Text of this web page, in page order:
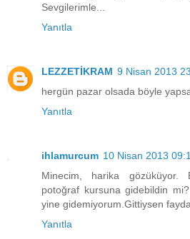
Sevgilerimle...
Yanıtla
LEZZETİKRAM 9 Nisan 2013
hergün pazar olsada böyle
Yanıtla
ihlamurcum 10 Nisan 2013
Minecim, harika gözüküyor.
potoğraf kursuna gidebildin
yine gidemiyorum.Gittiysen
Yanıtla